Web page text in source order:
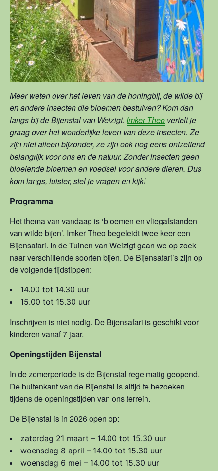
Meer weten over het leven van de honingbij, de wilde bij
en andere insecten die bloemen bestuiven? Kom dan
langs bij de Bijenstal van Weizigt. Imker Theo vertelt je
graag over het wonderlijke leven van deze insecten. Ze
zijn niet alleen bijzonder, ze zijn ook nog eens ontzettend
belangrijk voor ons en de natuur. Zonder insecten geen
bloeiende bloemen en voedsel voor andere dieren. Dus
kom langs, luister, stel je vragen en kijk!
Programma
Het thema van vandaag is ‘bloemen en vliegafstanden
van wilde bijen’. Imker Theo begeleidt twee keer een
Bijensafari. In de Tuinen van Weizigt gaan we op zoek
naar verschillende soorten bijen. De Bijensafari’s zijn op
de volgende tijdstippen:
14.00 tot 14.30 uur
15.00 tot 15.30 uur
Inschrijven is niet nodig. De Bijensafari is geschikt voor
kinderen vanaf 7 jaar.
Openingstijden Bijenstal
In de zomerperiode is de Bijenstal regelmatig geopend.
De buitenkant van de Bijenstal is altijd te bezoeken
tijdens de openingstijden van ons terrein.
De Bijenstal is in 2026 open op:
zaterdag 21 maart – 14.00 tot 15.30 uur
woensdag 8 april – 14.00 tot 15.30 uur
woensdag 6 mei – 14.00 tot 15.30 uur